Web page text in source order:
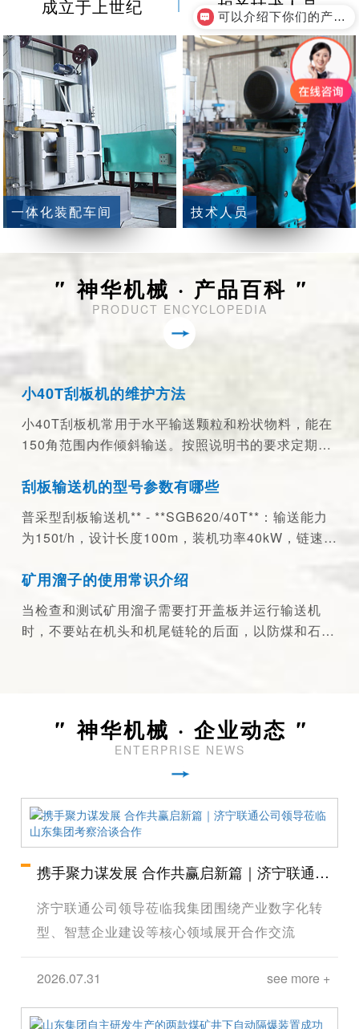
成立于上世纪 相关技术人员
一体化装配车间 技术人员
智能生产设备 数控设备
" 神华机械 · 产品百科 "
PRODUCT ENCYCLOPEDIA
小40T刮板机的维护方法
小40T刮板机常用于水平输送颗粒和粉状物料，能在
150角范围内作倾斜输送。按照说明书的要求定期对
油，减轻其运行时的摩擦，延长使用寿命...
刮板输送机的型号参数有哪些
普采型刮板输送机** - **SGB620/40T**：输送能力
为150t/h，设计长度100m，装机功率40kW，链速0.
4，...
矿用溜子的使用常识介绍
当检查和测试矿用溜子需要打开盖板并运行输送机
时，不要站在机头和机尾链轮的后面，以防煤和石头
" 神华机械 · 企业动态 "
ENTERPRISE NEWS
携手聚力谋发展 合作共赢启新篇｜济宁联通公
司领导莅临山东集团考察洽谈合作
济宁联通公司领导莅临我集团围绕产业数字化转
型、智慧企业建设等核心领域展开合作交流
2026.07.31 see more +
可以介绍下你们的产品么？